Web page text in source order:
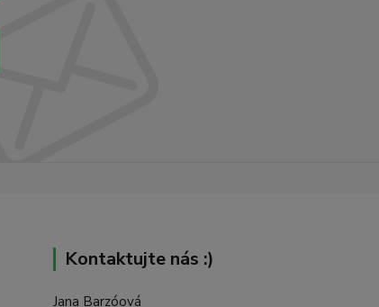
Kontaktujte nás :)
Jana Barzóová